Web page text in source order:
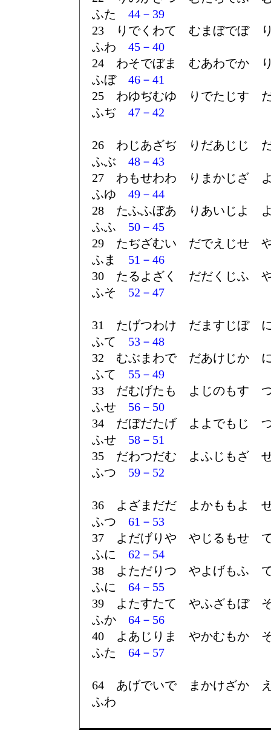
ふた 44－39
23 りでくわて むまぼでぼ
ふわ 45－40
24 わそでぼま むあわでか
ふぼ 46－41
25 わゆぢむゆ りでたじす
ふぢ 47－42
26 わじあざぢ りだあじじ
ふぶ 48－43
27 わもせわわ りまかじざ
ふゆ 49－44
28 たふふぼあ りあいじよ
ふふ 50－45
29 たぢざむい だでえじせ
ふま 51－46
30 たるよざく だだくじふ
ふそ 52－47
31 たげつわけ だますじぼ
ふて 53－48
32 むぶまわで だあけじか
ふて 55－49
33 だむげたも よじのもす
ふせ 56－50
34 だぼだたげ よよでもじ
ふせ 58－51
35 だわつだむ よふじもざ
ふつ 59－52
36 よざまだだ よかももよ
ふつ 61－53
37 よだげりや やじるもせ
ふに 62－54
38 よただりつ やよげもふ
ふに 64－55
39 よたすたて やふざもぼ
ふか 64－56
40 よあじりま やかむもか
ふた 64－57
64 あげでいで まかけざか
ふわ